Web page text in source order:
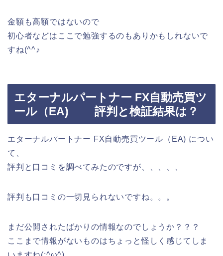
金額も高額ではないので
初心者などはここで勉強するのもありかもしれないで
すね(^^♪
エターナルパートナー FX自動売買ツ
ール（EA) 評判と検証結果は？
エターナルパートナー FX自動売買ツール（EA) につい
て、
評判と口コミを調べてみたのですが、、、、、
評判も口コミの一切見られないですね。。。
まだ公開されたばかりの情報なのでしょうか？？？
ここまで情報がないものはちょっと怪しく感じてしま